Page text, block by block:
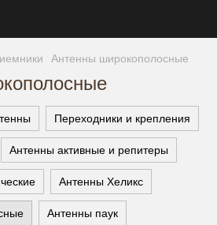
Антенны широкополосные
Переходники и крепления
Антенны активные и репитеры
Антенны Хеликс
Антенны паук